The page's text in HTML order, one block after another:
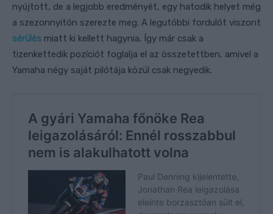
nyújtott, de a legjobb eredményét, egy hatodik helyet még
a szezonnyitón szerezte meg. A legutóbbi fordulót viszont
sérülés miatt ki kellett hagynia. Így már csak a
tizenkettedik pozíciót foglalja el az összetettben, amivel a
Yamaha négy saját pilótája közül csak negyedik.